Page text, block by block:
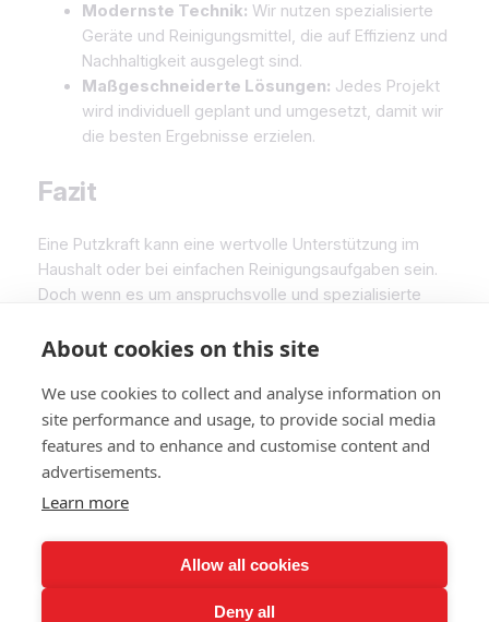
Modernste Technik: Wir nutzen spezialisierte
Geräte und Reinigungsmittel, die auf Effizienz und
Nachhaltigkeit ausgelegt sind.
Maßgeschneiderte Lösungen: Jedes Projekt
wird individuell geplant und umgesetzt, damit wir
die besten Ergebnisse erzielen.
Fazit
Eine Putzkraft kann eine wertvolle Unterstützung im
Haushalt oder bei einfachen Reinigungsaufgaben sein.
Doch wenn es um anspruchsvolle und spezialisierte
Reinigungsexperten vorbei. Fachwissen, modernste
entscheidenden Unterschied – vor allem bei großen
oder sensiblen Projekten.
Clean, dein Reinigungsexperte in Tirol!
About cookies on this site
We use cookies to collect and analyse information on
site performance and usage, to provide social media
features and to enhance and customise content and
advertisements.
Learn more
Allow all cookies
Deny all